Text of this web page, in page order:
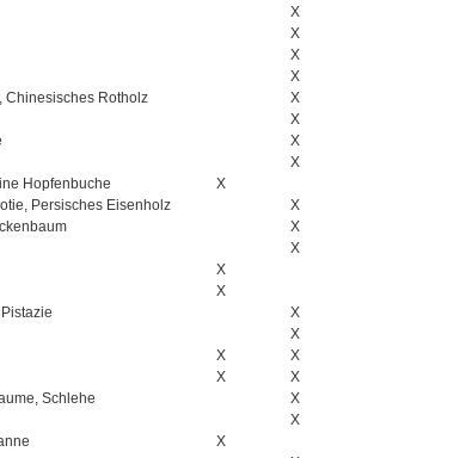
X
X
X
X
Chinesisches Rotholz
X
X
X
X
Hopfenbuche
X
Persisches Eisenholz
X
X
X
X
X
X
X
X
X
X
X
Schlehe
X
X
X